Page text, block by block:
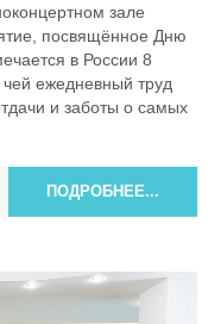
зале
посвящённое Дню
в России 8
ежедневный труд
и заботы о самых
ПОДРОБНЕЕ...